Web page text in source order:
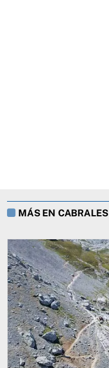
MÁS EN CABRALES